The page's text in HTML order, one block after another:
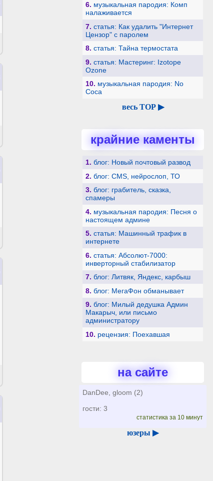
6. музыкальная пародия: Комп
налаживается
7. статья: Как удалить "Интернет
Цензор" с паролем
8. статья: Тайна термостата
9. статья: Мастеринг: Izotope
Ozone
10. музыкальная пародия: No
Coca
весь TOP ▶
крайние каменты
1. блог: Новый почтовый развод
2. блог: CMS, нейрослоп, ТО
3. блог: грабитель, сказка,
спамеры
4. музыкальная пародия: Песня о
настоящем админе
5. статья: Машинный трафик в
интернете
6. статья: Абсолют-7000:
инверторный стабилизатор
7. блог: Литвяк, Яндекс, карбыш
8. блог: МегаФон обманывает
9. блог: Милый дедушка Админ
Макарыч, или письмо
администратору
10. рецензия: Поехавшая
на сайте
DanDee, gloom (2)
гости: 3
статистика за 10 минут
юзеры ▶